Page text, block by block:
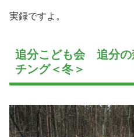
実録ですよ。
追分こども会 追分の
チング＜冬＞